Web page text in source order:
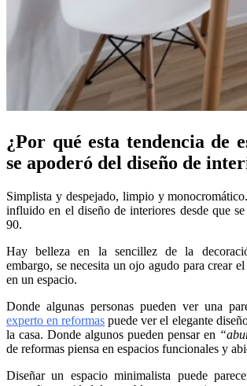
¿Por qué esta tendencia de
se apoderó del diseño de
Simplista y despejado, limpio y
influido en el diseño de interiores desde que
90.
Hay belleza en la sencillez de la
embargo, se necesita un ojo agudo para crear
en un espacio.
Donde algunas personas pueden ver una
experto en reformas puede ver el elegante
la casa. Donde algunos pueden pensar en
de reformas piensa en espacios funcionales y
Diseñar un espacio minimalista puede